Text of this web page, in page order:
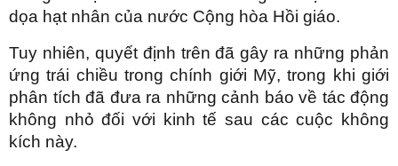
dọa hạt nhân của nước Cộng hòa Hồi giáo.
Tuy nhiên, quyết định trên đã gây ra những phản
ứng trái chiều trong chính giới Mỹ, trong khi giới
phân tích đã đưa ra những cảnh báo về tác động
không nhỏ đối với kinh tế sau các cuộc không
kích này.